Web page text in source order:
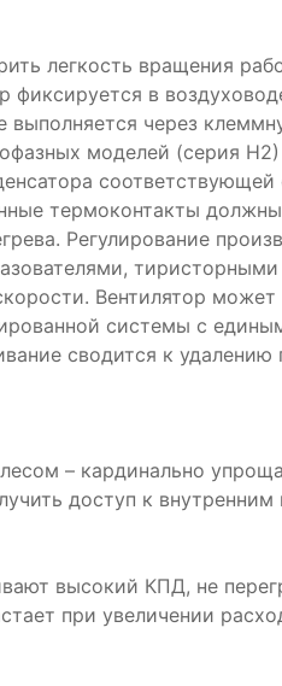
легкость вращения
фиксируется в
через
моделей (серия Н2)
соответствующей
термоконтакты
Регулирование
Вентилятор может
системы с
сводится к удалению
– кардинально
доступ к
высокий КПД, не
при увеличении